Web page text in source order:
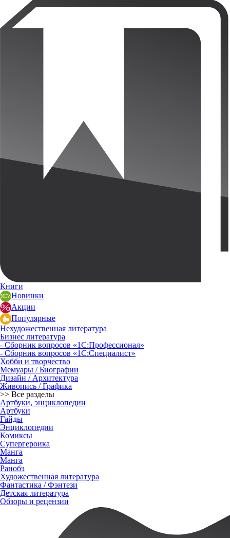
Книги
Новинки
Акции
Популярные
Нехудожественная литература
Бизнес литература
- Сборник вопросов «1С:Профессионал»
- Сборник вопросов «1С:Специалист»
Хобби и творчество
Мемуары / Биографии
Дизайн / Архитектура
Живопись / Графика
>> Все разделы
Артбуки, энциклопедии
Артбуки
Гайды
Энциклопедии
Комиксы
Супергероика
Манга
Манга
Ранобэ
Художественная литература
Фантастика / Фэнтези
Детская литература
Обзоры и рецензии